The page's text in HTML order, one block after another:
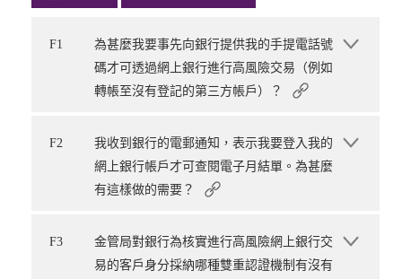
F1
為甚麼我要事先向銀行提供我的手提電話號
碼才可透過網上銀行進行高風險交易（例如
轉帳至沒有登記的第三方帳戶）？
F2
我收到銀行的電郵通知，表示我要登入我的
網上銀行帳戶才可查閱電子月結單。為甚麼
有這樣做的需要？
F3
金管局對銀行為核實進行高風險網上銀行交
易的客戶身分採納哪種雙重認證機制有沒有